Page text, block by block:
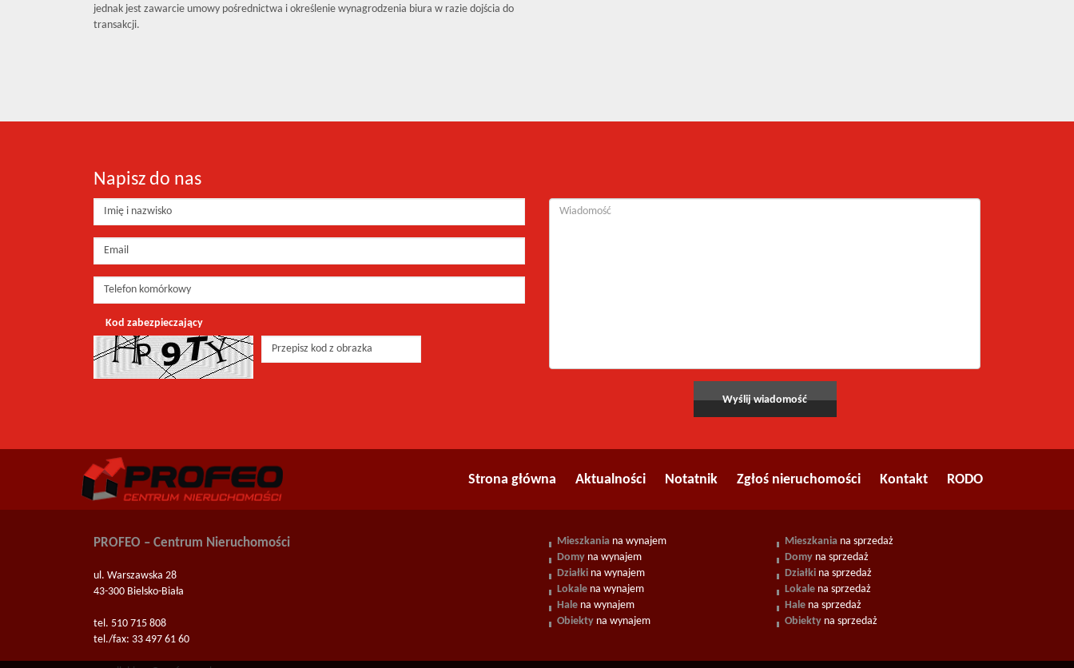
jednak jest zawarcie umowy pośrednictwa i określenie wynagrodzenia biura w razie dojścia do
transakcji.
Napisz do nas
Kod zabezpieczający
Strona główna Aktualności Notatnik Zgłoś nieruchomości Kontakt RODO
PROFEO – Centrum Nieruchomości
ul. Warszawska 28
43-300 Bielsko-Biała
tel. 510 715 808
tel./fax: 33 497 61 60
Mieszkania na wynajem
Domy na wynajem
Działki na wynajem
Lokale na wynajem
Hale na wynajem
Obiekty na wynajem
Mieszkania na sprzedaż
Domy na sprzedaż
Działki na sprzedaż
Lokale na sprzedaż
Hale na sprzedaż
Obiekty na sprzedaż